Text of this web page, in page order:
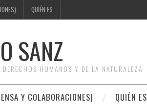
QUIÉN ES
SANZ
HUMANOS Y DE LA NATURALEZA
Y COLABORACIONES) QUIÉN ES